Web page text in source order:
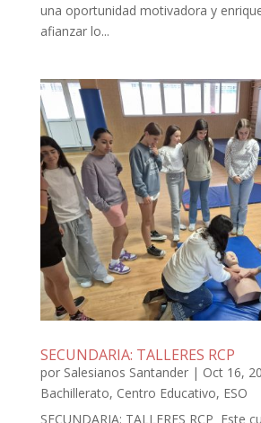
una oportunidad motivadora y
afianzar lo...
SECUNDARIA: TALLERES RCP
por Salesianos Santander| Oct 16,
Bachillerato, Centro Educativo, ESO
SECUNDARIA: TALLERES RCP Este